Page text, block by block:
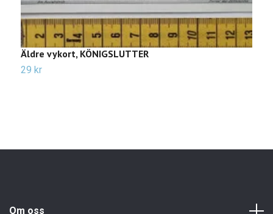
Äldre vykort, KÖNIGSLUTTER
29 kr
Om oss